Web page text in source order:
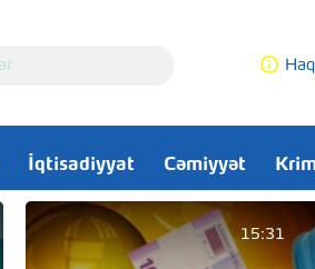
İqtisadiyyat Cəmiyyət
15:31